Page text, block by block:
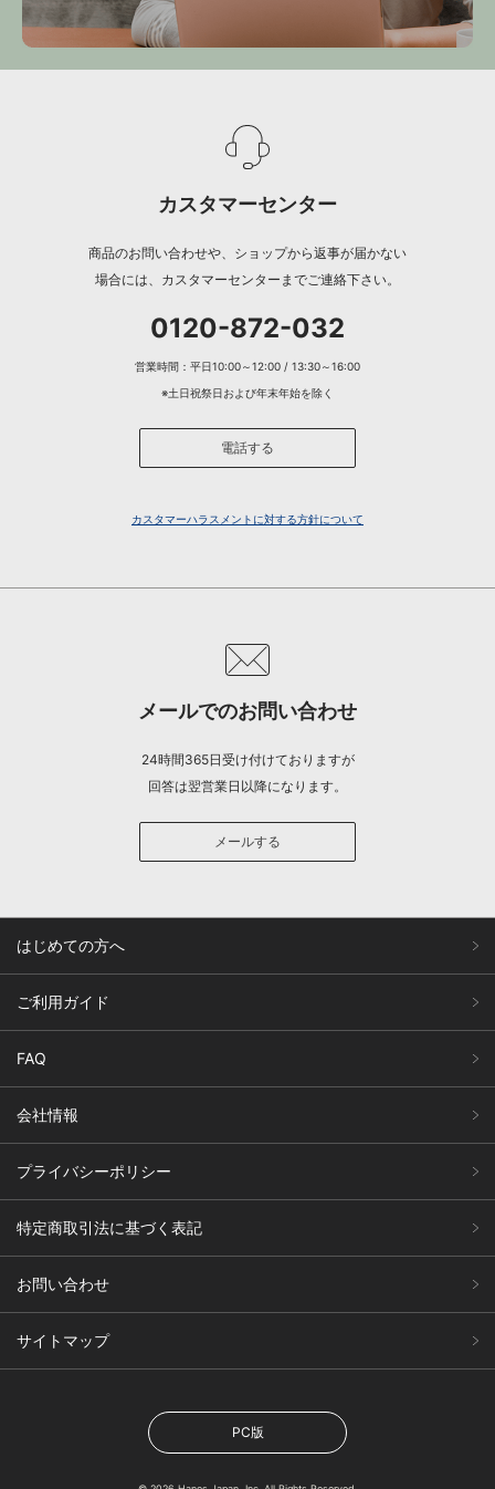
カスタマーセンター
商品のお問い合わせや、ショップから返事が届かない
場合には、カスタマーセンターまでご連絡下さい。
0120-872-032
営業時間：平日10:00～12:00 / 13:30～16:00
※土日祝祭日および年末年始を除く
電話する
カスタマーハラスメントに対する方針について
メールでのお問い合わせ
24時間365日受け付けておりますが
回答は翌営業日以降になります。
メールする
はじめての方へ
ご利用ガイド
FAQ
会社情報
プライバシーポリシー
特定商取引法に基づく表記
お問い合わせ
サイトマップ
PC版